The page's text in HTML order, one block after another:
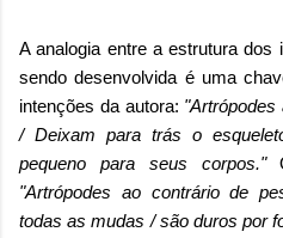
A analogia entre a estrutura
sendo desenvolvida é uma
intenções da autora:
/ Deixam para trás o
pequeno para seus corpos."
"Artrópodes ao contrário de
todas as mudas / são duros por